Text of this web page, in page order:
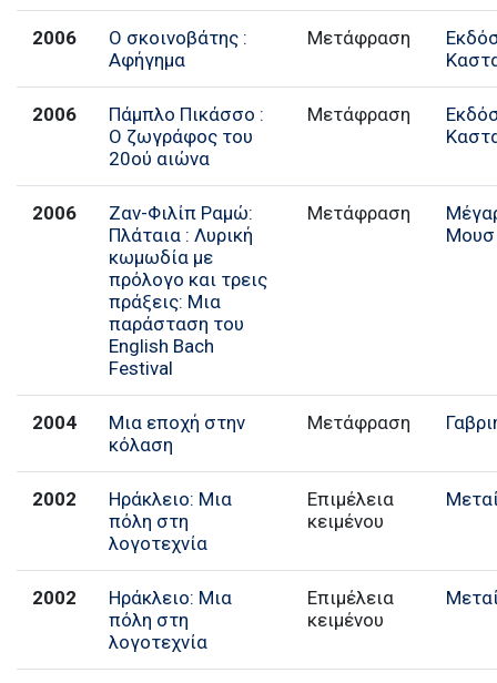
2006
Ο σκοινοβάτης :
Αφήγημα
Μετάφραση
2006
Πάμπλο Πικάσσο :
Ο ζωγράφος του
20ού αιώνα
Μετάφραση
2006
Ζαν-Φιλίπ Ραμώ:
Πλάταια : Λυρική
κωμωδία με
πρόλογο και τρεις
πράξεις: Μια
παράσταση του
English Bach
Festival
Μετάφραση
2004
Μια εποχή στην
κόλαση
Μετάφραση
2002
Ηράκλειο: Μια
πόλη στη
λογοτεχνία
Επιμέλεια
κειμένου
2002
Ηράκλειο: Μια
πόλη στη
λογοτεχνία
Επιμέλεια
κειμένου